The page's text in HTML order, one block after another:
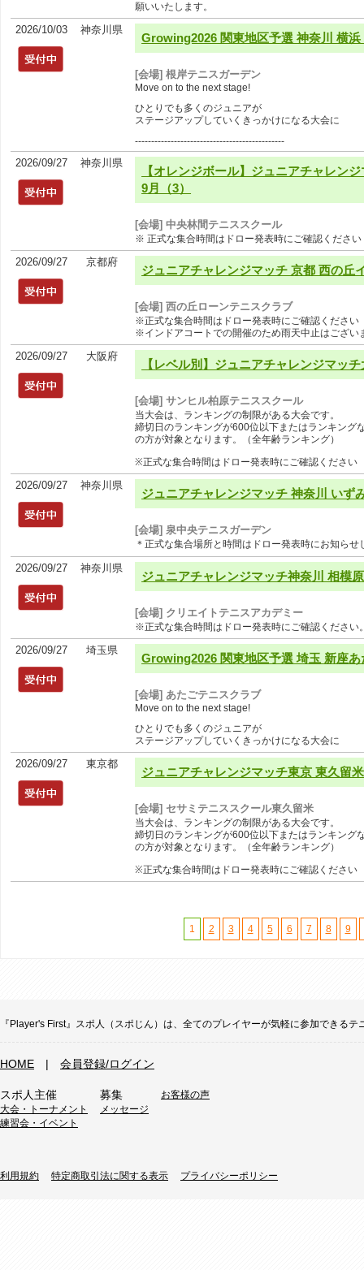
願いいたします。
2026/10/03 神奈川県
Growing2026 関東地区予選 神奈川 横浜
[会場] 根岸テニスガーデン
Move on to the next stage!
ひとりでも多くのジュニアが
ステージアップしていくきっかけになる大会に
----------------------------------------------
2026/09/27 神奈川県
【オレンジボール】ジュニアチャレン
9月（3）
[会場] 中央林間テニススクール
※ 正式な集合時間はドロー発表時にご確認ください
2026/09/27 京都府
ジュニアチャレンジマッチ 京都 西の丘
[会場] 西の丘ローンテニスクラブ
※正式な集合時間はドロー発表時にご確認ください
※インドアコートでの開催のため雨天中止はござい
2026/09/27 大阪府
【レベル別】ジュニアチャレンジマッ
[会場] サンヒル柏原テニススクール
当大会は、ランキングの制限がある大会です。
締切日のランキングが600位以下またはランキング
の方が対象となります。（全年齢ランキング）
※正式な集合時間はドロー発表時にご確認ください
2026/09/27 神奈川県
ジュニアチャレンジマッチ 神奈川 いず
[会場] 泉中央テニスガーデン
＊正式な集合場所と時間はドロー発表時にお知らせ
2026/09/27 神奈川県
ジュニアチャレンジマッチ神奈川 相模
[会場] クリエイトテニスアカデミー
※正式な集合時間はドロー発表時にご確認ください
2026/09/27 埼玉県
Growing2026 関東地区予選 埼玉 新座あ
[会場] あたごテニスクラブ
Move on to the next stage!
ひとりでも多くのジュニアが
ステージアップしていくきっかけになる大会に
2026/09/27 東京都
ジュニアチャレンジマッチ東京 東久留
[会場] セサミテニススクール東久留米
当大会は、ランキングの制限がある大会です。
締切日のランキングが600位以下またはランキング
の方が対象となります。（全年齢ランキング）
※正式な集合時間はドロー発表時にご確認ください
1 2 3 4 5 6 7 8 9
『Player's First』スポ人（スポじん）は、全てのプレイヤーが気軽に参加できる
HOME | 会員登録/ログイン
スポ人主催
大会・トーナメント
練習会・イベント
募集
メッセージ
お客様の声
利用規約 特定商取引法に関する表示 プライバシーポリシー